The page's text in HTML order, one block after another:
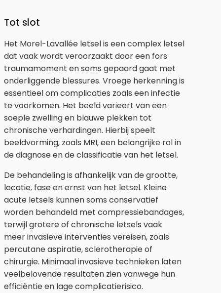
Tot slot
Het Morel-Lavallée letsel is een complex letsel
dat vaak wordt veroorzaakt door een fors
traumamoment en soms gepaard gaat met
onderliggende blessures. Vroege herkenning is
essentieel om complicaties zoals een infectie
te voorkomen. Het beeld varieert van een
soeple zwelling en blauwe plekken tot
chronische verhardingen. Hierbij speelt
beeldvorming, zoals MRI, een belangrijke rol in
de diagnose en de classificatie van het letsel.
De behandeling is afhankelijk van de grootte,
locatie, fase en ernst van het letsel. Kleine
acute letsels kunnen soms conservatief
worden behandeld met compressiebandages,
terwijl grotere of chronische letsels vaak
meer invasieve interventies vereisen, zoals
percutane aspiratie, sclerotherapie of
chirurgie. Minimaal invasieve technieken laten
veelbelovende resultaten zien vanwege hun
efficiëntie en lage complicatierisico.